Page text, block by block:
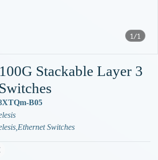
1/1
Stackable Layer 3
B05
Ethernet Switches
ร์